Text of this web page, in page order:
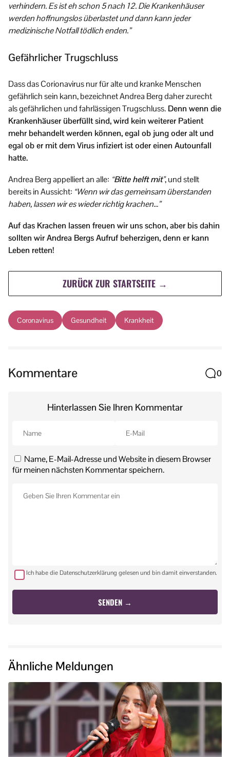
verhindern. Es ist eh schon 5 nach 12. Die Krankenhäuser
werden hoffnungslos überlastet und dann kann jeder
medizinische Notfall tödlich enden.”
Gefährlicher Trugschluss
Dass das Corionavirus nur für alte und kranke Menschen
gefährlich sein kann, bezeichnet Andrea Berg daher zurecht
als gefährlichen und fahrlässigen Trugschluss. Denn wenn die
Krankenhäuser überfüllt sind, wird kein weiterer Patient
mehr behandelt werden können, egal ob jung oder alt und
egal ob er mit dem Virus infiziert ist oder einen Autounfall
hatte.
Andrea Berg appelliert an alle: “Bitte helft mit”, und stellt
bereits in Aussicht: “Wenn wir das gemeinsam überstanden
haben, lassen wir es wieder richtig krachen…”
Auf das Krachen lassen freuen wir uns schon, aber bis dahin
sollten wir Andrea Bergs Aufruf beherzigen, denn er kann
Leben retten!
ZURÜCK ZUR STARTSEITE →
Coronavirus Gesundheit Krankheit
Kommentare 0
Hinterlassen Sie Ihren Kommentar
Name, E-Mail-Adresse und Website in diesem Browser
für meinen nächsten Kommentar speichern.
Ich habe die Datenschutzerklärung gelesen und bin damit einverstanden.
Ähnliche Meldungen